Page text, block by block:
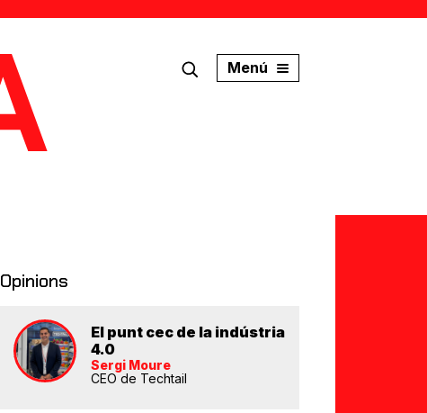
Menú
Opinions
El punt cec de la indústria
4.0
Sergi Moure
CEO de Techtail